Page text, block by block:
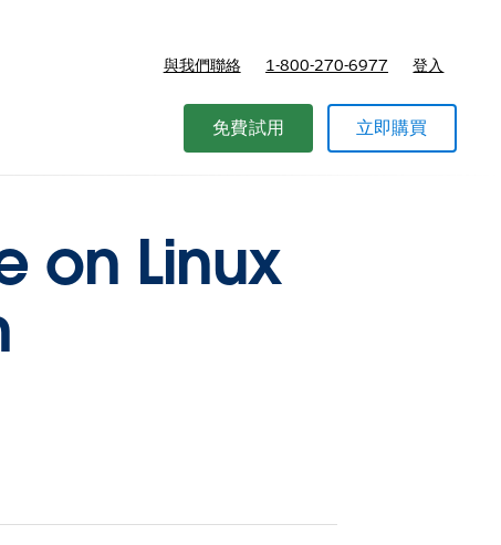
與我們聯絡 1-800-270-6977 登入
免費試用 立即購買
on Linux